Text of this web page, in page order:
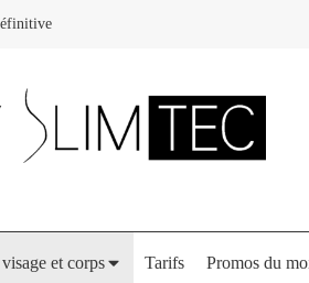
et corps Tarifs Promos du